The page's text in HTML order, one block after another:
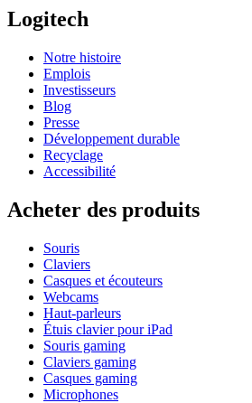
Logitech
Notre histoire
Emplois
Investisseurs
Blog
Presse
Développement durable
Recyclage
Accessibilité
Acheter des produits
Souris
Claviers
Casques et écouteurs
Webcams
Haut-parleurs
Étuis clavier pour iPad
Souris gaming
Claviers gaming
Casques gaming
Microphones